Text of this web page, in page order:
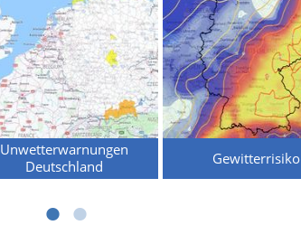
Unwetterwarnungen
Deutschland
Gewitterrisiko